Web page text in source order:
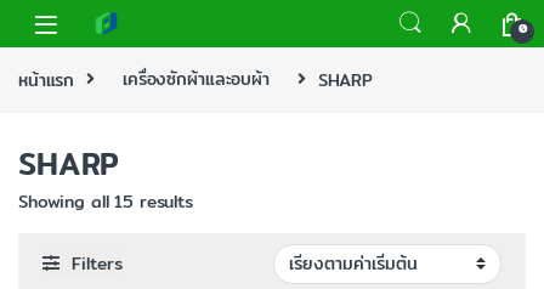
0
หน้าแรก เครื่องซักผ้าและอบผ้า SHARP
SHARP
Showing all 15 results
Filters